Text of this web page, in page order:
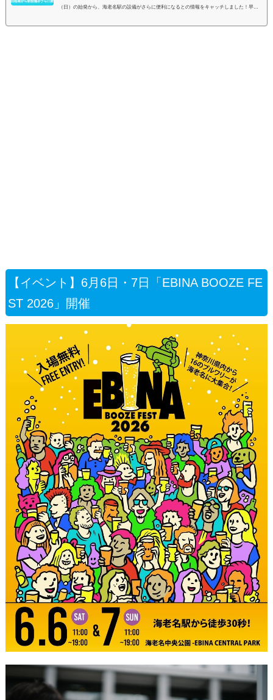
（日）の始発から、海老名駅の設備がさらに便利になるとの情報をキャッチしました！早速
【イベント】6月6日・7日「EBINA BOOZE FE
ST 2026」開催